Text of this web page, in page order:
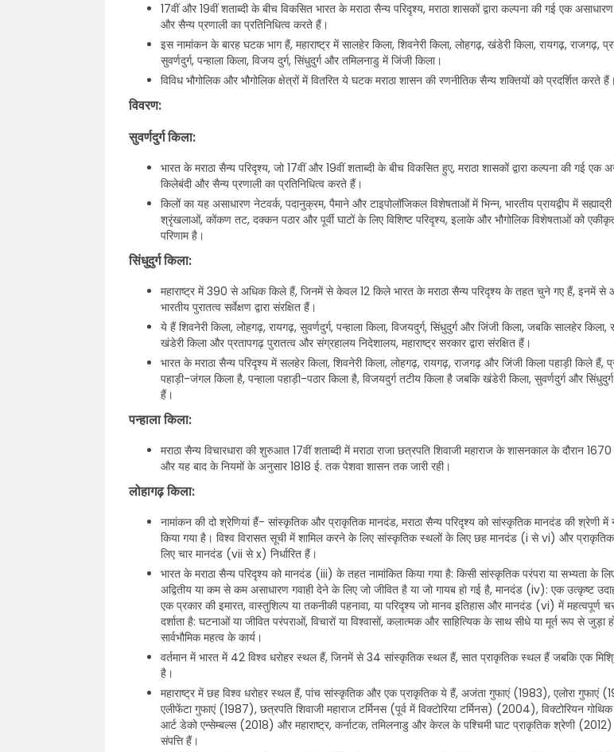
17वीं और 19वीं शताब्दी के बीच विकसित भारत के मराठा सैन्य परिदृश्य, मराठा शासकों द्वारा कल्पना की गई एक
और सैन्य प्रणाली का प्रतिनिधित्व करते हैं।
इस नामांकन के बारह घटक भाग हैं, महाराष्ट्र में सालहेर किला, शिवनेरी किला, लोहगढ़, खंडेरी किला, रायगढ़, राजगढ़,
सुवर्णदुर्ग, पन्हाला किला, विजय दुर्ग, सिंधुदुर्ग और तमिलनाडु में जिंजी किला।
विविध भौगोलिक और भौगोलिक क्षेत्रों में वितरित ये घटक मराठा शासन की रणनीतिक सैन्य शक्तियों को प्रदर्शित करते हैं।
विवरण:
सुवर्णदुर्ग किला:
भारत के मराठा सैन्य परिदृश्य, जो 17वीं और 19वीं शताब्दी के बीच विकसित हुए, मराठा शासकों द्वारा कल्पना की गई एक
किलेबंदी और सैन्य प्रणाली का प्रतिनिधित्व करते हैं।
किलों का यह असाधारण नेटवर्क, पदानुक्रम, पैमाने और टाइपोलॉजिकल विशेषताओं में भिन्न, भारतीय प्रायद्वीप में सह्याद्री
श्रृंखलाओं, कोंकण तट, दक्कन पठार और पूर्वी घाटों के लिए विशिष्ट परिदृश्य, इलाके और भौगोलिक विशेषताओं को
परिणाम है।
सिंधुदुर्ग किला:
महाराष्ट्र में 390 से अधिक किले हैं, जिनमें से केवल 12 किले भारत के मराठा सैन्य परिदृश्य के तहत चुने गए हैं, इनमें से
भारतीय पुरातत्व सर्वेक्षण द्वारा संरक्षित हैं।
ये हैं शिवनेरी किला, लोहगढ़, रायगढ़, सुवर्णदुर्ग, पन्हाला किला, विजयदुर्ग, सिंधुदुर्ग और जिंजी किला, जबकि सालहेर किला,
खंडेरी किला और प्रतापगढ़ पुरातत्व और संग्रहालय निदेशालय, महाराष्ट्र सरकार द्वारा संरक्षित हैं।
भारत के मराठा सैन्य परिदृश्य में सलहेर किला, शिवनेरी किला, लोहगढ़, रायगढ़, राजगढ़ और जिंजी किला पहाड़ी किले हैं,
पहाड़ी-जंगल किला है, पन्हाला पहाड़ी-पठार किला है, विजयदुर्ग तटीय किला है जबकि खंडेरी किला, सुवर्णदुर्ग और सिंधुदुर्ग
हैं।
पन्हाला किला:
मराठा सैन्य विचारधारा की शुरुआत 17वीं शताब्दी में मराठा राजा छत्रपति शिवाजी महाराज के शासनकाल के दौरान
और यह बाद के नियमों के अनुसार 1818 ई. तक पेशवा शासन तक जारी रही।
लोहागढ़ किला:
नामांकन की दो श्रेणियां हैं- सांस्कृतिक और प्राकृतिक मानदंड, मराठा सैन्य परिदृश्य को सांस्कृतिक मानदंड की श्रेणी में
किया गया है। विश्व विरासत सूची में शामिल करने के लिए सांस्कृतिक स्थलों के लिए छह मानदंड (i से vi) और
लिए चार मानदंड (vii से x) निर्धारित हैं।
भारत के मराठा सैन्य परिदृश्य को मानदंड (iii) के तहत नामांकित किया गया है: किसी सांस्कृतिक परंपरा या सभ्यता के
अद्वितीय या कम से कम असाधारण गवाही देने के लिए जो जीवित है या जो गायब हो गई है, मानदंड (iv): एक उत्कृष्ट
एक प्रकार की इमारत, वास्तुशिल्प या तकनीकी पहनावा, या परिदृश्य जो मानव इतिहास और मानदंड (vi) में महत्वपूर्ण
दर्शाता है: घटनाओं या जीवित परंपराओं, विचारों या विश्वासों, कलात्मक और साहित्यिक के साथ सीधे या मूर्त रूप से जुड़ा
सार्वभौमिक महत्व के कार्य।
वर्तमान में भारत में 42 विश्व धरोहर स्थल हैं, जिनमें से 34 सांस्कृतिक स्थल हैं, सात प्राकृतिक स्थल हैं जबकि एक
है।
महाराष्ट्र में छह विश्व धरोहर स्थल हैं, पांच सांस्कृतिक और एक प्राकृतिक ये हैं, अजंता गुफाएं (1983), एलोरा गुफाएं
एलीफेंटा गुफाएं (1987), छत्रपति शिवाजी महाराज टर्मिनस (पूर्व में विक्टोरिया टर्मिनस) (2004), विक्टोरियन
आर्ट डेको एन्सेम्बल्स (2018) और महाराष्ट्र, कर्नाटक, तमिलनाडु और केरल के पश्चिमी घाट प्राकृतिक श्रेणी
संपत्ति हैं।